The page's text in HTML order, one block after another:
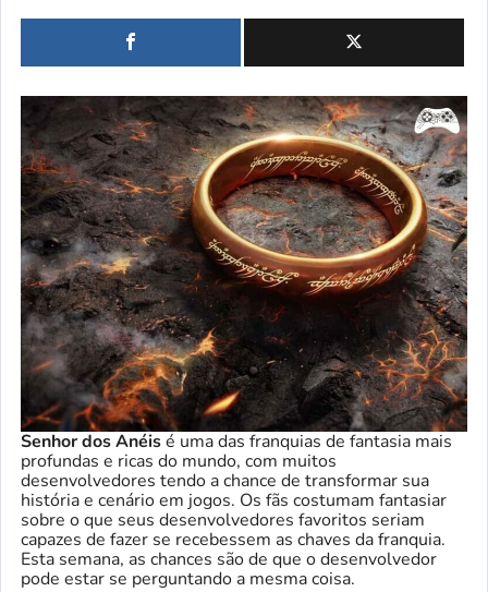
Senhor dos Anéisé uma das franquias de fantasia mais
profundas e ricas do mundo, com muitos
desenvolvedores tendo a chance de transformar sua
história e cenário em jogos. Os fãs costumam fantasiar
sobre o que seus desenvolvedores favoritos seriam
capazes de fazer se recebessem as chaves da franquia.
Esta semana, as chances são de que o desenvolvedor
pode estar se perguntando a mesma coisa.